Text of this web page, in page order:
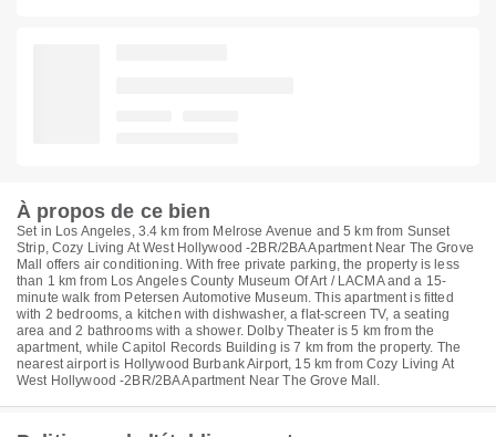
À propos de ce bien
Set in Los Angeles, 3.4 km from Melrose Avenue and 5 km from Sunset
Strip, Cozy Living At West Hollywood -2BR/2BA Apartment Near The Grove
Mall offers air conditioning. With free private parking, the property is less
than 1 km from Los Angeles County Museum Of Art / LACMA and a 15-
minute walk from Petersen Automotive Museum. This apartment is fitted
with 2 bedrooms, a kitchen with dishwasher, a flat-screen TV, a seating
area and 2 bathrooms with a shower. Dolby Theater is 5 km from the
apartment, while Capitol Records Building is 7 km from the property. The
nearest airport is Hollywood Burbank Airport, 15 km from Cozy Living At
West Hollywood -2BR/2BA Apartment Near The Grove Mall.